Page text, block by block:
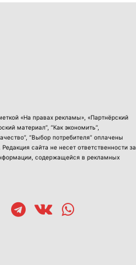
«На правах рекламы», «Партнёрский
материал”, “Как экономить”,
“Выбор потребителя” оплачены
сайта не несет ответственности за
содержащейся в рекламных